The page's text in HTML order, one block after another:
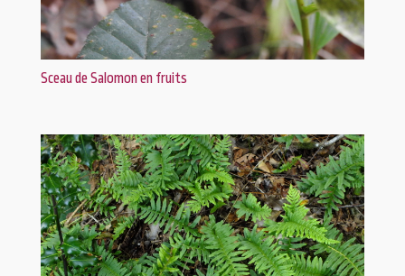
Sceau de Salomon en fruits